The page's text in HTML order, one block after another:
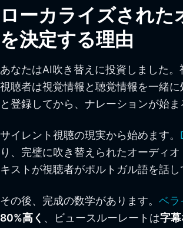
ローカライズされ
を決定する理由
あなたはAI吹き替えに投資しました
視聴者は視覚情報と聴覚情報を一緒
と登録してから、ナレーションが始ま
サイレント視聴の現実から始めます。
り、完璧に吹き替えられたオーディ
キストが視聴者がポルトガル語を話
その後、完成の数学があります。 ベラ
80%高く 、ビュースルーレートは字